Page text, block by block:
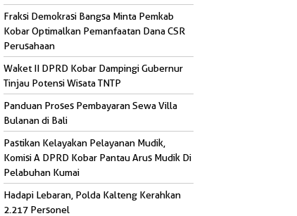
Fraksi Demokrasi Bangsa Minta Pemkab
Kobar Optimalkan Pemanfaatan Dana CSR
Perusahaan
Waket II DPRD Kobar Dampingi Gubernur
Tinjau Potensi Wisata TNTP
Panduan Proses Pembayaran Sewa Villa
Bulanan di Bali
Pastikan Kelayakan Pelayanan Mudik,
Komisi A DPRD Kobar Pantau Arus Mudik Di
Pelabuhan Kumai
Hadapi Lebaran, Polda Kalteng Kerahkan
2.217 Personel